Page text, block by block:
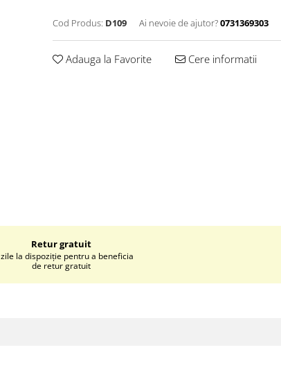
Cod Produs: D109 Ai nevoie de ajutor?0731369303
Adauga la Favorite Cere informatii
Retur gratuit
la dispoziție pentru a beneficia
de retur gratuit